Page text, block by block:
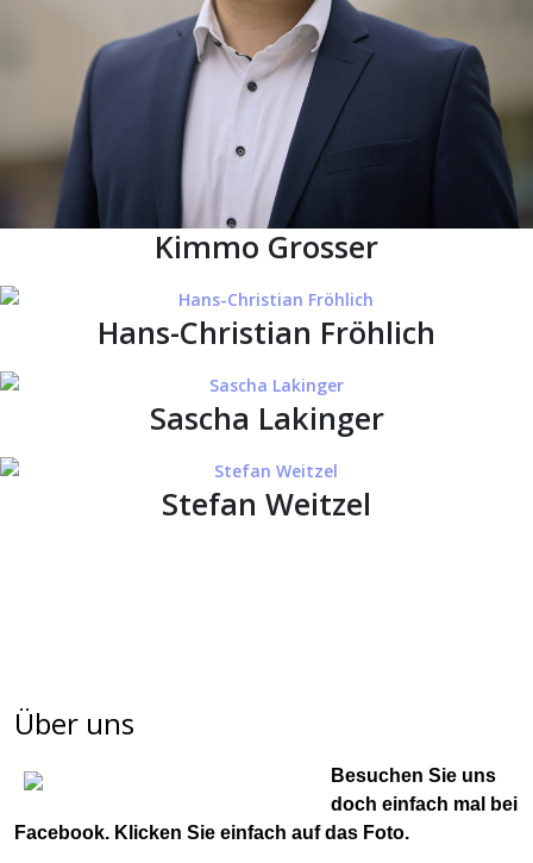
Kimmo Grosser
Hans-Christian Fröhlich
Sascha Lakinger
Stefan Weitzel
Über uns
Besuchen Sie uns
doch einfach mal bei
Facebook. Klicken Sie einfach auf das Foto.